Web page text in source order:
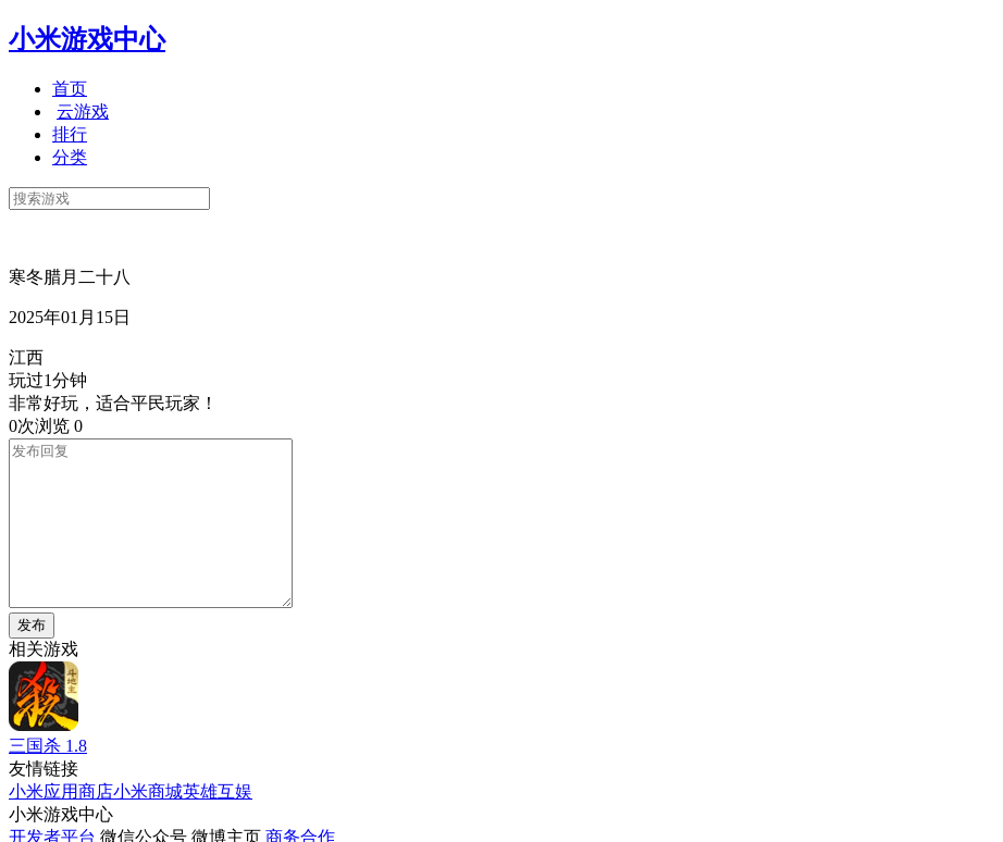
小米游戏中心
首页
云游戏
排行
分类
寒冬腊月二十八
2025年01月15日
江西
玩过1分钟
非常好玩，适合平民玩家！
0次浏览 0
发布
相关游戏
三国杀 1.8
友情链接
小米应用商店小米商城英雄互娱
小米游戏中心
开发者平台 微信公众号 微博主页 商务合作